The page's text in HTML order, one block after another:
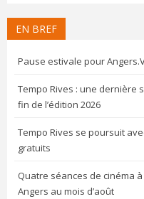
EN BREF
Pause estivale pour
Tempo Rives : une dernière
fin de l’édition 2026
Tempo Rives se poursuit
gratuits
Quatre séances de cinéma
Angers au mois d’août